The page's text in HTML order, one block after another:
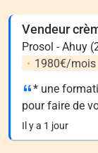
Vendeur
Prosol - Ahuy
1980€/mois
* une
pour faire de
Il y a 1 jour